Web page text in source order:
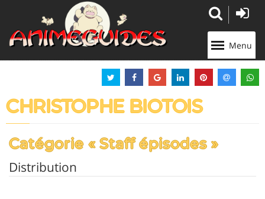
Menu
CHRISTOPHE BIOTOIS
Catégorie « Staff épisodes »
Distribution
Panneau de gestion des cookies